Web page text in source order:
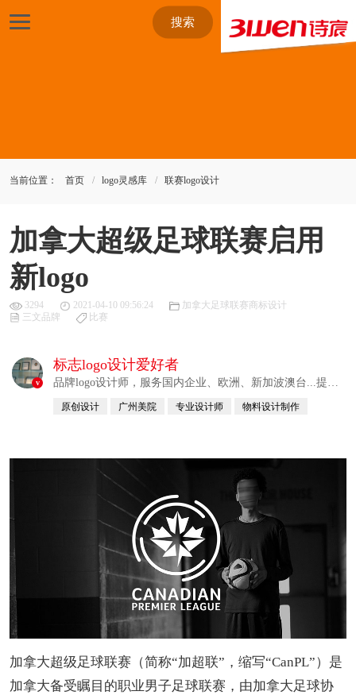
搜索
当前位置： 首页 logo灵感库 联赛logo设计
加拿大超级足球联赛启用
新logo
3294 2021-04-10 09:56:24
加拿大足球联赛商标设计
三文品牌
比赛
v
标志logo设计爱好者
品牌logo设计师，服务国内企业、欧洲、新加波澳台...提供
原创设计 广州美院 专业设计师 物料设计制作
加拿大超级足球联赛（简称“加超联”，缩写“CanPL”）是
加拿大备受瞩目的职业男子足球联赛，由加拿大足球协